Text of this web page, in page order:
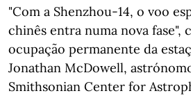
"Com a Shenzhou-14, o voo
chinês entra numa nova fase",
ocupação permanente da
Jonathan McDowell,
Smithsonian Center for